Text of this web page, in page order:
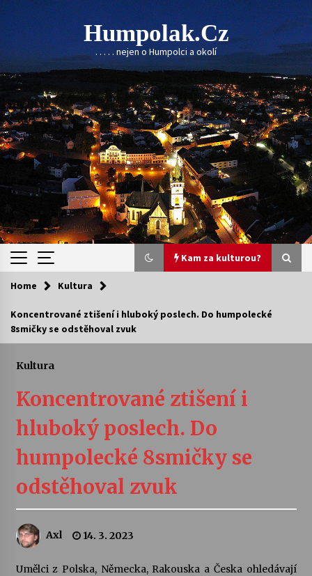
Skip
to
content
Humpolak.cz
. . . . . nejen o Humpolci a okolí
Kam za kulturou?
Kam za kulturou?
Vernisáž výstavy Josefíny Duškové: Stávám se
30. 7. 2026
Veselí muzikanti
30. 7. 2026
šedesátka: 28. 7.–1. 8. 2026
Home Kultura
Koncentrované ztišení i hluboký poslech. Do humpolecké
8smičky se odstěhoval zvuk
Kultura
Koncentrované ztišení i
hluboký poslech. Do
humpolecké 8smičky se
odstěhoval zvuk
Axl 14. 3. 2023
Umělci z Polska, Německa, Rakouska a Česka ohledávají